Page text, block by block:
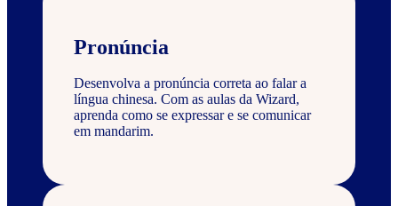
Pronúncia
Desenvolva a pronúncia correta ao falar a
língua chinesa. Com as aulas da Wizard,
aprenda como se expressar e se comunicar
em mandarim.